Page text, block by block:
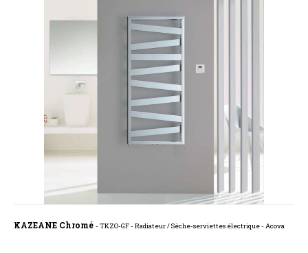
KAZEANE Chromé - TKZO-GF - Radiateur / Sèche-serviettes électrique - Acova